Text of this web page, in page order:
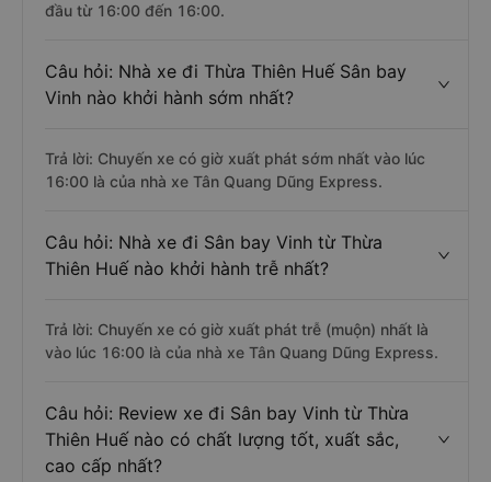
đầu từ 16:00 đến 16:00.
Câu hỏi: Nhà xe đi Thừa Thiên Huế Sân bay
Vinh nào khởi hành sớm nhất?
Trả lời: Chuyến xe có giờ xuất phát sớm nhất vào lúc
16:00 là của nhà xe Tân Quang Dũng Express.
Câu hỏi: Nhà xe đi Sân bay Vinh từ Thừa
Thiên Huế nào khởi hành trễ nhất?
Trả lời: Chuyến xe có giờ xuất phát trễ (muộn) nhất là
vào lúc 16:00 là của nhà xe Tân Quang Dũng Express.
Câu hỏi: Review xe đi Sân bay Vinh từ Thừa
Thiên Huế nào có chất lượng tốt, xuất sắc,
cao cấp nhất?